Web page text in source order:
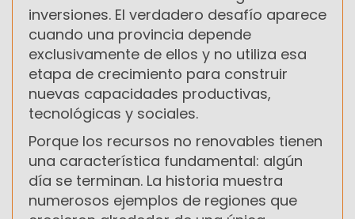
inversiones. El verdadero desafío aparece
cuando una provincia depende
exclusivamente de ellos y no utiliza esa
etapa de crecimiento para construir
nuevas capacidades productivas,
tecnológicas y sociales.
Porque los recursos no renovables tienen
una característica fundamental: algún
día se terminan. La historia muestra
numerosos ejemplos de regiones que